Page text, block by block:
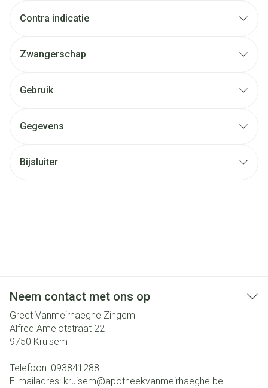
Contra indicatie
Zwangerschap
Gebruik
Gegevens
Bijsluiter
Neem contact met ons op
Greet Vanmeirhaeghe Zingem
Alfred Amelotstraat 22
9750 Kruisem
Telefoon: 093841288
E-mailadres: kruisem@apotheekvanmeirhaeghe.be